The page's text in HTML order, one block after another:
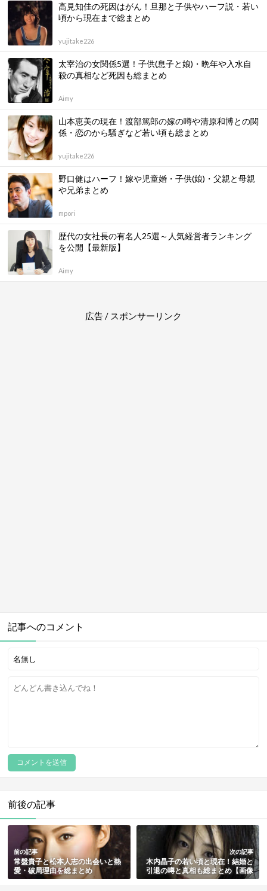
高見知佳の死因はがん！旦那と子供やハーフ説・若い
頃から現在まで総まとめ
yujitake226
太宰治の女関係5選！子供(息子と娘)・晩年や入水自
殺の真相など死因も総まとめ
Aimy
山本恵美の現在！渡部篤郎の嫁の噂や清原和博との関
係・恋のから騒ぎなど若い頃も総まとめ
yujitake226
野口健はハーフ！嫁や児童婚・子供(娘)・父親と母親
や兄弟まとめ
mpori
歴代の女社長の有名人25選～人気経営者ランキング
を公開【最新版】
Aimy
広告 / スポンサーリンク
記事へのコメント
前後の記事
前の記事
常盤貴子と松本人志の出会いと熱
愛・破局理由を総まとめ
次の記事
木内晶子の若い頃と現在！結婚と
引退の噂と真相も総まとめ【画像
多数】